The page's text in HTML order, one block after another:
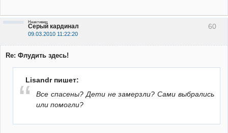
60
Серый кардинал
09.03.2010 11:22:20
Неактивен
Re: Флудить здесь!
Lisandr пишет:
Все спасены? Дети не замерзли? Сами выбрались
или помогли?